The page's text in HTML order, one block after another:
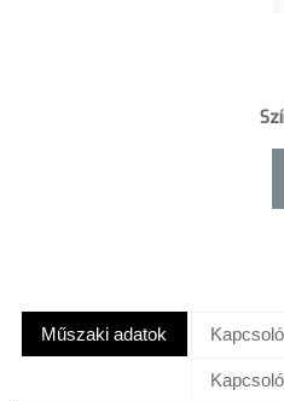
Műszaki adatok